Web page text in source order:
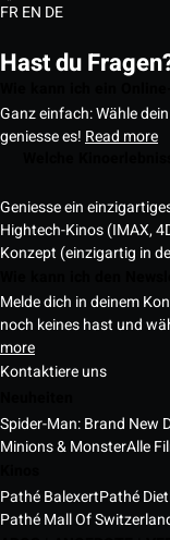
FREN DE
Hast du
Ganz einfach: Wähle
geniesse es!Read more
Geniesse ein
Hightech-Kinos (IMAX,
Konzept (einzigartig in
Melde dich in deinem
noch keines hast und
more
Kontaktiere uns
Spider-Man: Brand New
Minions & MonsterAlle
Pathé BalexertPathé
Pathé Mall Of